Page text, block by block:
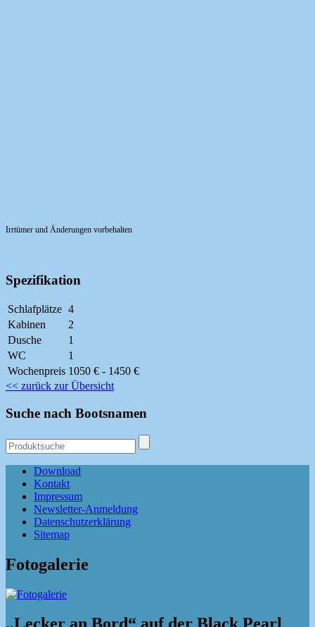
Irrtümer und Änderungen vorbehalten
Spezifikation
Schlafplätze 4
Kabinen
2
Dusche
1
WC
1
Wochenpreis 1050 € - 1450 €
<< zurück zur Übersicht
Suche nach Bootsnamen
Download
Kontakt
Impressum
Newsletter-Anmeldung
Datenschutzerklärung
Sitemap
Fotogalerie